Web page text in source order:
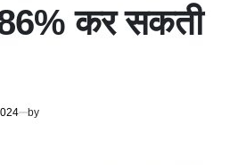
कर सकती
by